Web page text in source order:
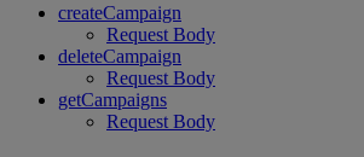
createCampaign
Request Body
deleteCampaign
Request Body
getCampaigns
Request Body